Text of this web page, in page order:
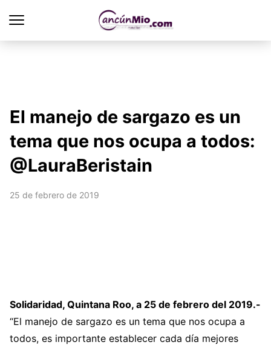
El manejo de sargazo es un
tema que nos ocupa a todos:
@LauraBeristain
25 de febrero de 2019
Solidaridad, Quintana Roo, a 25 de febrero del 2019.-
“El manejo de sargazo es un tema que nos ocupa a
todos, es importante establecer cada día mejores